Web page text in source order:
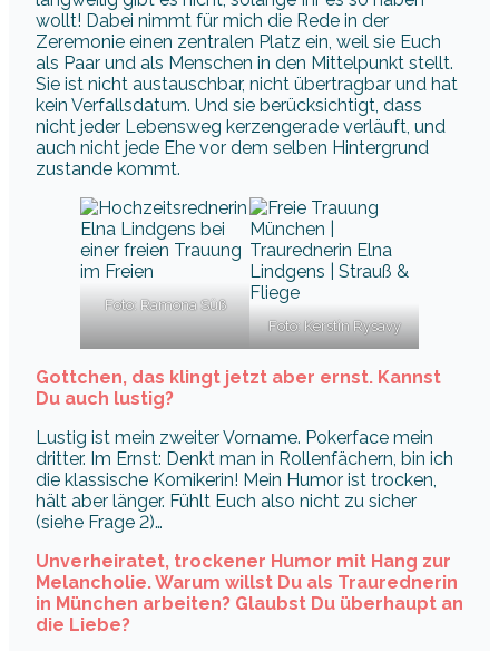
wollt! Dabei nimmt für mich die Rede in der
Zeremonie einen zentralen Platz ein, weil sie Euch
als Paar und als Menschen in den Mittelpunkt stellt.
Sie ist nicht austauschbar, nicht übertragbar und hat
kein Verfallsdatum. Und sie berücksichtigt, dass
nicht jeder Lebensweg kerzengerade verläuft, und
auch nicht jede Ehe vor dem selben Hintergrund
zustande kommt.
Foto: Ramona Süß
Foto: Kerstin Rysavy
Gottchen, das klingt jetzt aber ernst. Kannst
Du auch lustig?
Lustig ist mein zweiter Vorname. Pokerface mein
dritter. Im Ernst: Denkt man in Rollenfächern, bin ich
die klassische Komikerin! Mein Humor ist trocken,
hält aber länger. Fühlt Euch also nicht zu sicher
(siehe Frage 2)…
Unverheiratet, trockener Humor mit Hang zur
Melancholie. Warum willst Du als Traurednerin
in München arbeiten? Glaubst Du überhaupt an
die Liebe?